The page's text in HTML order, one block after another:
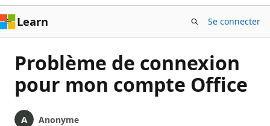
Learn Se connecter
Problème de connexion
pour mon compte Office
Anonyme